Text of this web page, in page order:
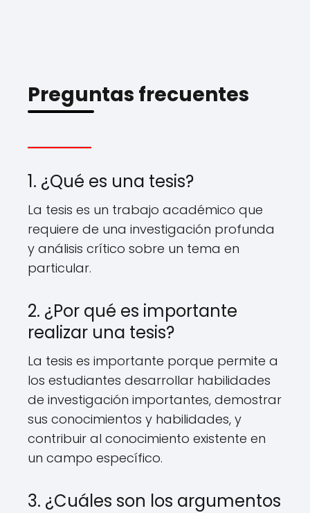
Preguntas frecuentes
1. ¿Qué es una tesis?
La tesis es un trabajo académico que
requiere de una investigación profunda
y análisis crítico sobre un tema en
particular.
2. ¿Por qué es importante
realizar una tesis?
La tesis es importante porque permite a
los estudiantes desarrollar habilidades
de investigación importantes, demostrar
sus conocimientos y habilidades, y
contribuir al conocimiento existente en
un campo específico.
3. ¿Cuáles son los argumentos